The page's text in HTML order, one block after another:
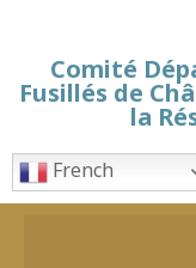
Comité
Fusillés de
la
French